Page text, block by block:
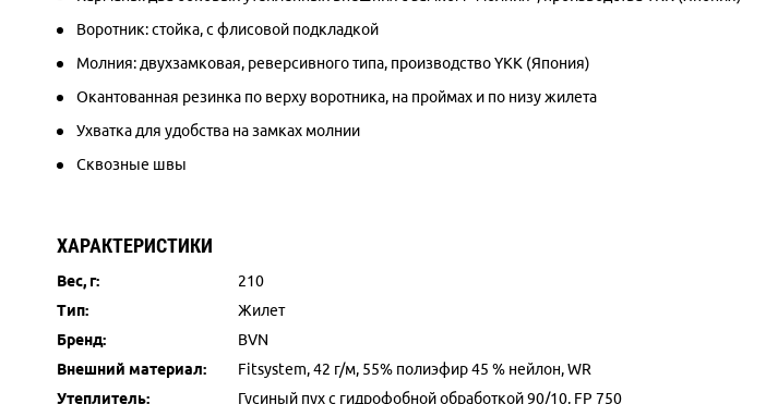
Воротник: стойка, с флисовой подкладкой
Молния: двухзамковая, реверсивного типа, производство YKK (Япония)
Окантованная резинка по верху воротника, на проймах и по низу жилета
Ухватка для удобства на замках молнии
Сквозные швы
ХАРАКТЕРИСТИКИ
Вес, г:
210
Тип:
Жилет
Бренд:
BVN
Внешний материал:
Fitsystem, 42 г/м, 55% полиэфир 45 % нейлон, WR
Утеплитель:
Гусиный пух с гидрофобной обработкой 90/10, FP 750